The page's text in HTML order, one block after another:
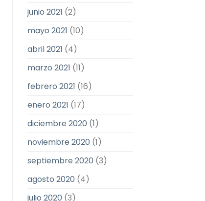
junio 2021 (2)
mayo 2021 (10)
abril 2021 (4)
marzo 2021 (11)
febrero 2021 (16)
enero 2021 (17)
diciembre 2020 (1)
noviembre 2020 (1)
septiembre 2020 (3)
agosto 2020 (4)
julio 2020 (3)